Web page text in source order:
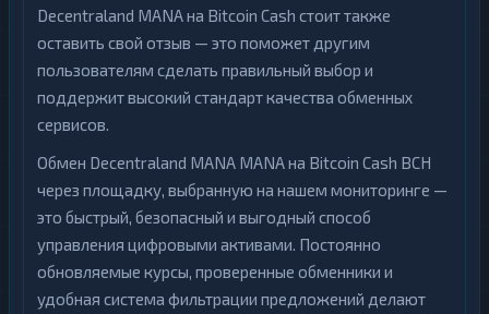
Decentraland MANA на Bitcoin Cash стоит также
оставить свой отзыв — это поможет другим
пользователям сделать правильный выбор и
поддержит высокий стандарт качества обменных
сервисов.
Обмен Decentraland MANA MANA на Bitcoin Cash BCH
через площадку, выбранную на нашем мониторинге —
это быстрый, безопасный и выгодный способ
управления цифровыми активами. Постоянно
обновляемые курсы, проверенные обменники и
удобная система фильтрации предложений делают